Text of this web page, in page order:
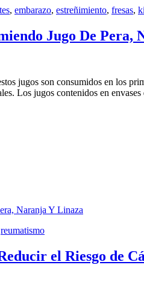
, embarazo, estreñimiento, fresas,
Jugo De Pera,
jugos son consumidos en los
Los jugos contenidos en
Naranja Y Linaza
reumatismo
el Riesgo de